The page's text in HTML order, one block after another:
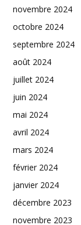
novembre 2024
octobre 2024
septembre 2024
août 2024
juillet 2024
juin 2024
mai 2024
avril 2024
mars 2024
février 2024
janvier 2024
décembre 2023
novembre 2023